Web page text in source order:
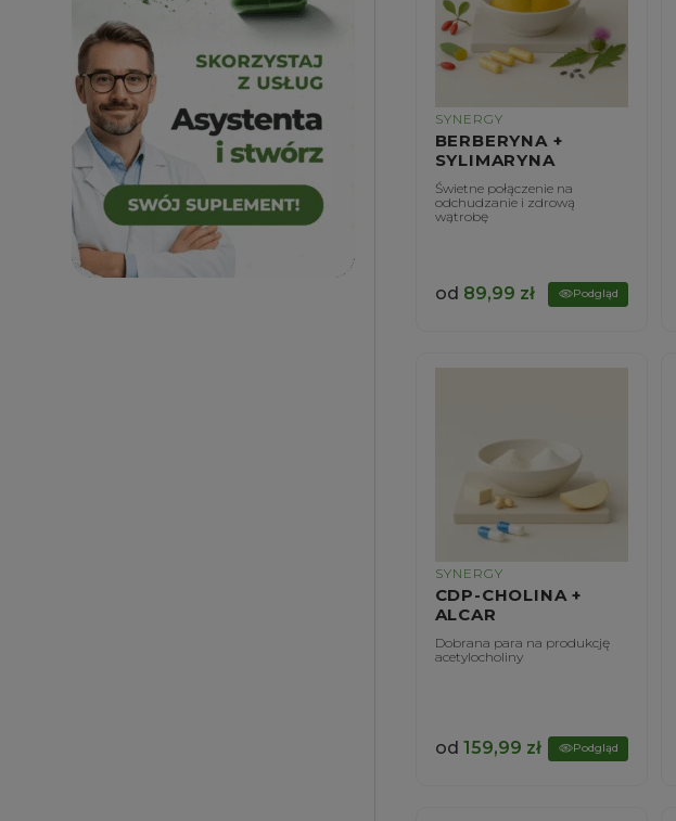
SYNERGY
BERBERYNA +
SYLIMARYNA
Świetne połączenie na
odchudzanie i zdrową
wątrobę
od 89,99 zł Podgląd
SYNERGY
CDP-CHOLINA +
ALCAR
Dobrana para na produkcję
acetylocholiny
od 159,99 zł Podgląd